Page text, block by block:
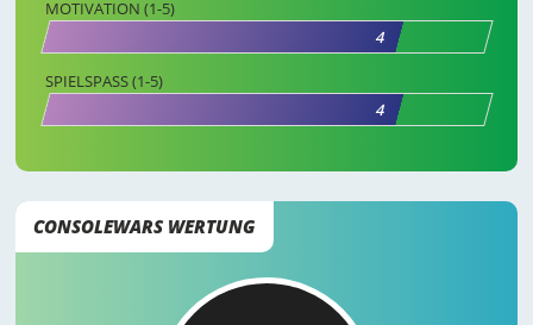
MOTIVATION (1-5)
4
SPIELSPASS (1-5)
4
CONSOLEWARS WERTUNG